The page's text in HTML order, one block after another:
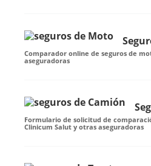
Comparador online de seguros de
aseguradoras
Formulario de solicitud de
Clinicum Salut y otras aseguradoras